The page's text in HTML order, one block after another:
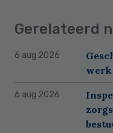
Gerelateerd
6 aug 2026
werk
6 aug 2026